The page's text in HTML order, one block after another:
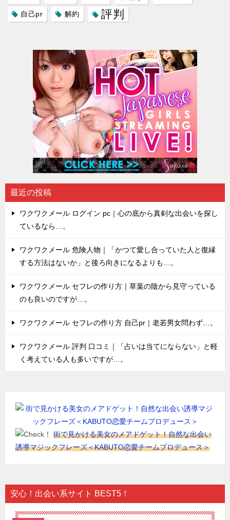
自己pr 解約 評判
最近の投稿
ワクワクメール ログイン pc｜心の底から真剣な出会いを探し
ているなら…。
ワクワクメール 危険人物｜「かつて愛し合っていた人と復縁
する方法はないか」と後ろ向きになるよりも…。
ワクワクメール セフレの作り方｜草葉の陰から見守っている
のも良いのですが…。
ワクワクメール セフレの作り方 自己pr｜老若男女問わず…。
ワクワクメール 評判 口コミ｜「占いは当てにならない」と軽
く考えている人も多いですが…。
街で見かける美女のメアドゲット！自然な出会い
誘導マジックフレーズ＜KABUTO恋愛チームプロデュース＞
安心！出会い系サイト BEST5！